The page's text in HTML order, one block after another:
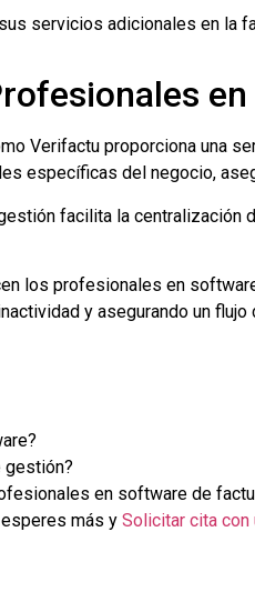
servicios adicionales en la
Verifactu proporciona una
específicas del negocio,
facilita la
los profesionales en
y asegurando un flujo
gestión?
en software de
más y Solicitar cita